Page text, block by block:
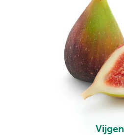
Vijgen